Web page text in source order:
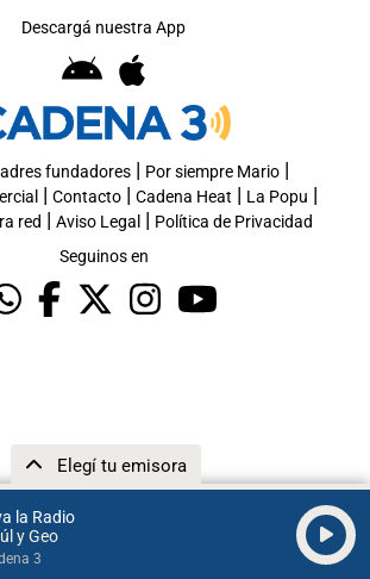
la Radio
y Geo
3
Elegí tu emisora
Descargá nuestra App
fundadores| Por siempre Mario|
| Contacto| Cadena Heat | La Popu |
red | Aviso Legal | Política de Privacidad
Seguinos en